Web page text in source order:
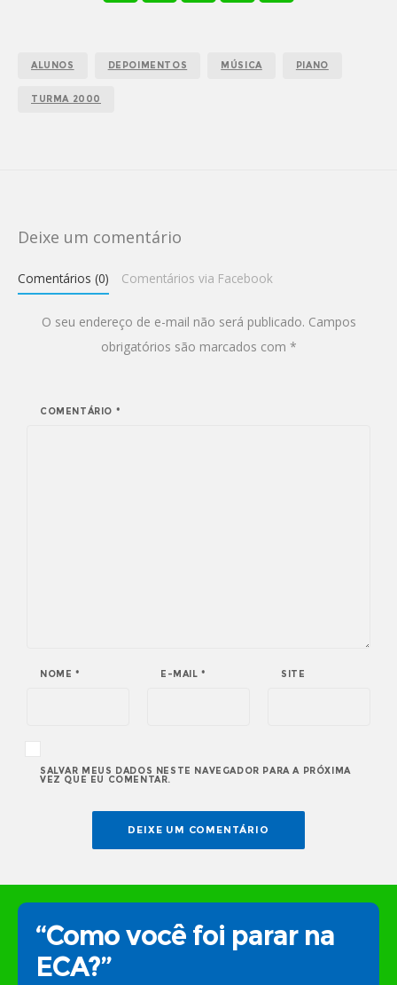
ALUNOS DEPOIMENTOS MÚSICA PIANO
TURMA 2000
Deixe um comentário
Comentários (0) Comentários via Facebook
O seu endereço de e-mail não será publicado. Campos
obrigatórios são marcados com *
COMENTÁRIO *
NOME * E-MAIL* SITE
SALVAR MEUS DADOS NESTE NAVEGADOR PARA A PRÓXIMA
VEZ QUE EU COMENTAR.
“Como você foi parar na
ECA?”